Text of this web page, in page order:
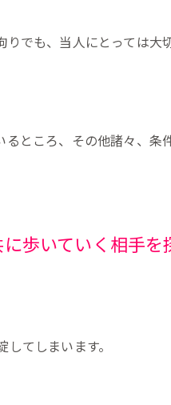
でも、当人にとっては大
ところ、その他諸々、条
歩いていく相手を
てしまいます。